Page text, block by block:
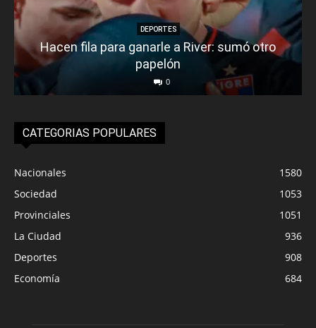
DEPORTES
Hacen fila para ganarle a River: sumó otro
papelón
0
CATEGORIAS POPULARES
Nacionales
1580
Sociedad
1053
Provinciales
1051
La Ciudad
936
Deportes
908
Economía
684